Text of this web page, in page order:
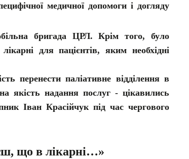
медичної допомоги і догляду
бригада ЦРЛ. Крім того, було
для пацієнтів, яким необхідні
перенести паліативне відділення в
якість надання послуг - цікавились
Іван Красійчук під час чергового
що в лікарні…»